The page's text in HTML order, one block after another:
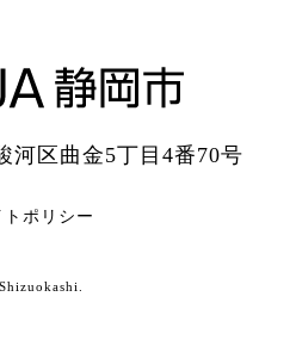
河区曲金5丁目4番70号
トポリシー